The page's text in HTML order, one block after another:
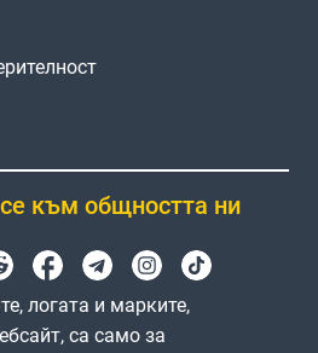
към общността ни
логата и марките,
са само за